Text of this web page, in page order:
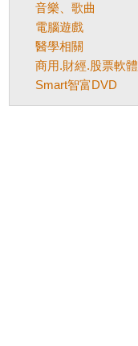
音樂、歌曲
電腦遊戲
醫學相關
商用.財經.股票軟體
Smart智富DVD